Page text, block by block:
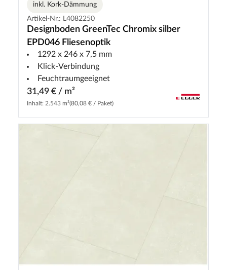
inkl. Kork-Dämmung
Artikel-Nr.: L4082250
Designboden GreenTec Chromix silber
EPD046 Fliesenoptik
1292 x 246 x 7,5 mm
Klick-Verbindung
Feuchtraumgeeignet
31,49 € / m²
Inhalt: 2.543 m²(80,08 € / Paket)